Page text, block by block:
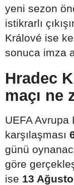
yeni sezon
istikrarlı
Králové ise
sonuca imza
Hradec
maçı ne
UEFA Avrupa
karşılaşması
günü
göre
ise 13